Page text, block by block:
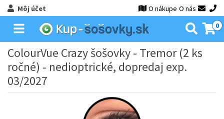
Môj účet O nákupe O nás
0
ColourVue Crazy šošovky - Tremor (2 ks
ročné) - nedioptrické, dopredaj exp.
03/2027